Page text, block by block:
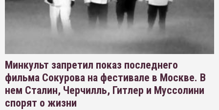
Минкульт запретил показ последнего
фильма Сокурова на фестивале в Москве. В
нем Сталин, Черчилль, Гитлер и Муссолини
спорят о жизни